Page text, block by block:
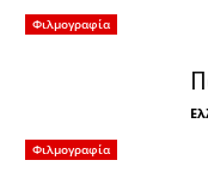
Φιλμογραφία
Φιλμογραφία